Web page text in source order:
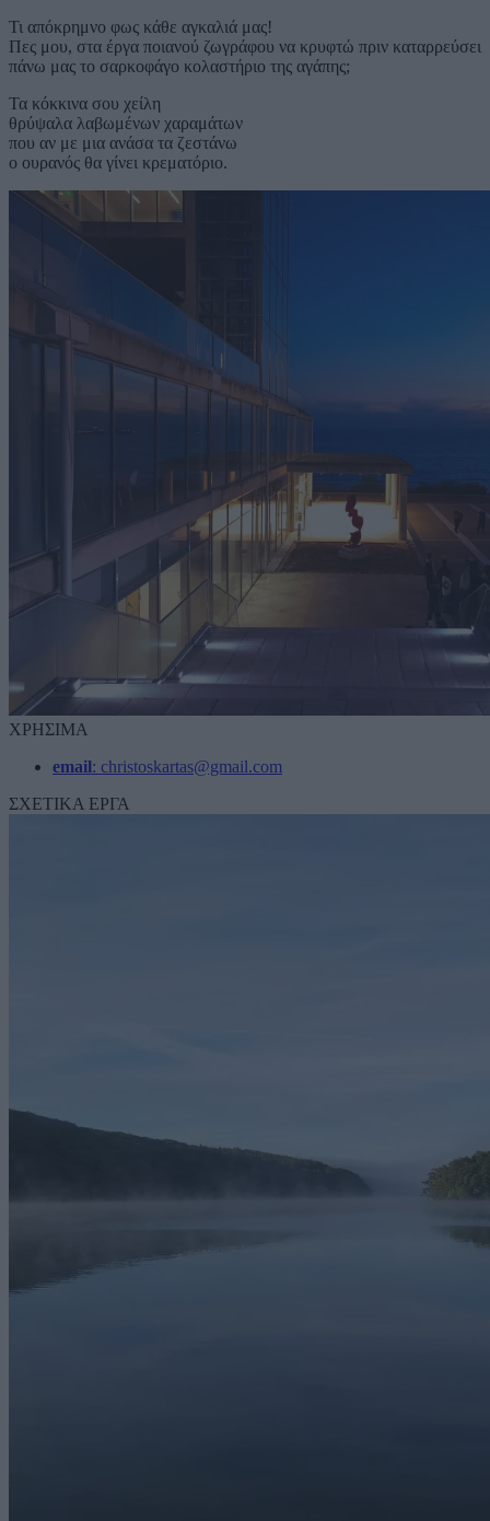
Τι απόκρημνο φως κάθε αγκαλιά μας!
Πες μου, στα έργα ποιανού ζωγράφου να κρυφτώ πριν καταρρεύσει
πάνω μας το σαρκοφάγο κολαστήριο της αγάπης;
Τα κόκκινα σου χείλη
θρύψαλα λαβωμένων χαραμάτων
που αν με μια ανάσα τα ζεστάνω
ο ουρανός θα γίνει κρεματόριο.
ΧΡΗΣΙΜΑ
email: christoskartas@gmail.com
ΣΧΕΤΙΚΑ ΕΡΓΑ